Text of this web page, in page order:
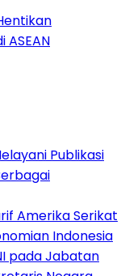
Publikasi
Amerika Serikat
Indonesia
pada Jabatan